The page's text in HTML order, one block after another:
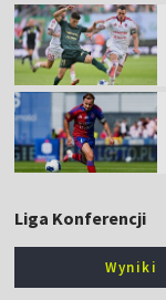
Liga Konferencji
Wyniki